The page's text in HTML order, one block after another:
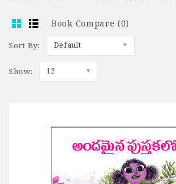
Book Compare (0)
Sort By: Default
Show: 12